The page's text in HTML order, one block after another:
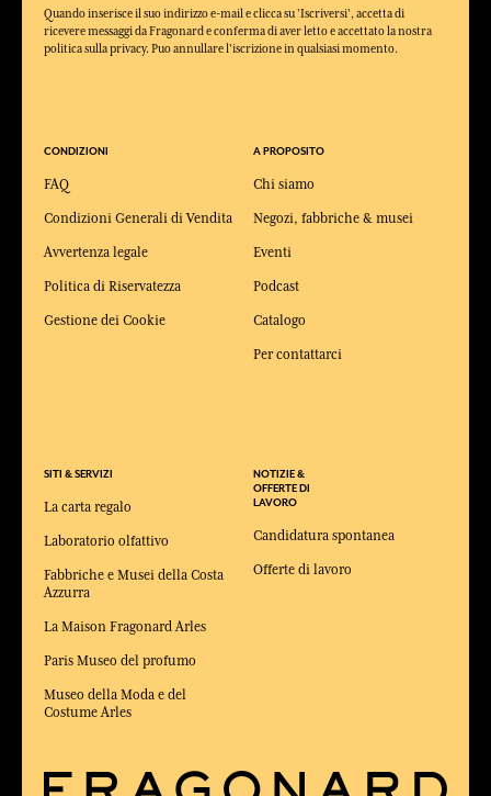
Quando inserisce il suo indirizzo e-mail e clicca su 'Iscriversi', accetta di
ricevere messaggi da Fragonard e conferma di aver letto e accettato la nostra
politica sulla privacy. Puo annullare l'iscrizione in qualsiasi momento.
CONDIZIONI
FAQ
Condizioni Generali di Vendita
Avvertenza legale
Politica di Riservatezza
Gestione dei Cookie
SITI & SERVIZI
La carta regalo
Laboratorio olfattivo
Fabbriche e Musei della Costa
Azzurra
La Maison Fragonard Arles
Paris Museo del profumo
Museo della Moda e del
Costume Arles
A PROPOSITO
Chi siamo
Negozi, fabbriche & musei
Eventi
Podcast
Catalogo
Per contattarci
NOTIZIE &
OFFERTE DI
LAVORO
Candidatura spontanea
Offerte di lavoro